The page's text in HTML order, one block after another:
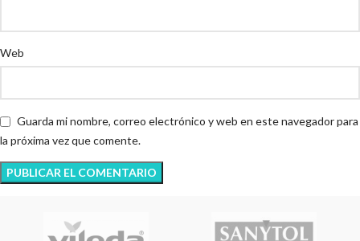
Web
Guarda mi nombre, correo electrónico y web en este navegador para
la próxima vez que comente.